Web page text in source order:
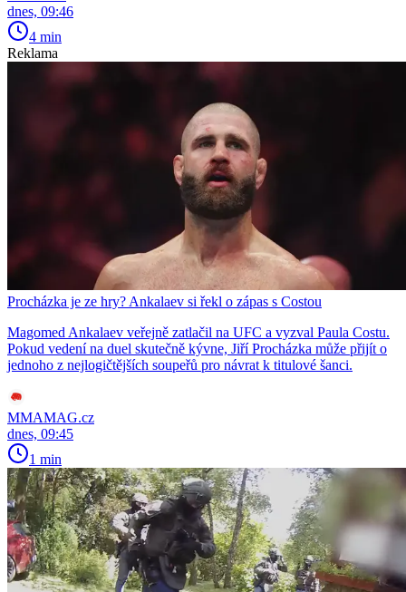
dnes, 09:46
4 min
Reklama
Procházka je ze hry? Ankalaev si řekl o zápas s Costou
Magomed Ankalaev veřejně zatlačil na UFC a vyzval Paula Costu.
Pokud vedení na duel skutečně kývne, Jiří Procházka může přijít o
jednoho z nejlogičtějších soupeřů pro návrat k titulové šanci.
MMAMAG.cz
dnes, 09:45
1 min